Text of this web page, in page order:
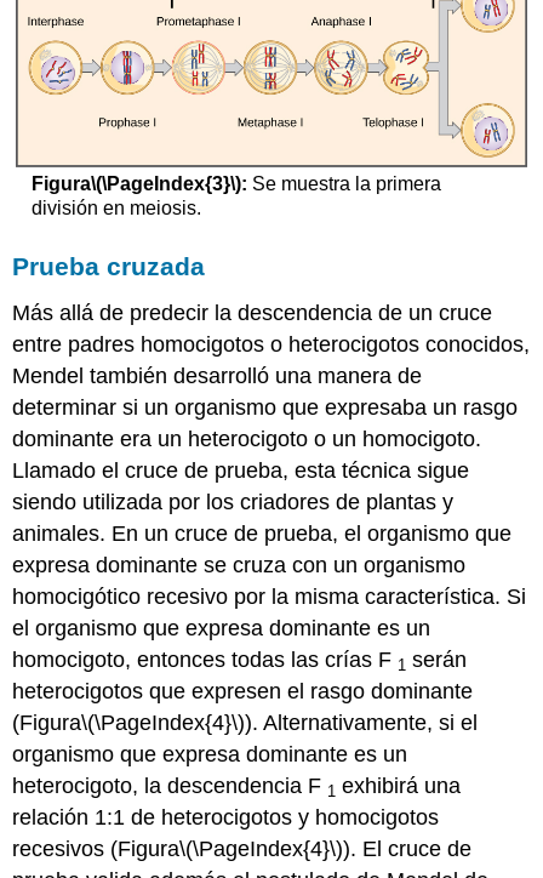
Figura\(\PageIndex{3}\): Se muestra la primera
división en meiosis.
Prueba cruzada
Más allá de predecir la descendencia de un cruce
entre padres homocigotos o heterocigotos conocidos,
Mendel también desarrolló una manera de
determinar si un organismo que expresaba un rasgo
dominante era un heterocigoto o un homocigoto.
Llamado el cruce de prueba, esta técnica sigue
siendo utilizada por los criadores de plantas y
animales. En un cruce de prueba, el organismo que
expresa dominante se cruza con un organismo
homocigótico recesivo por la misma característica. Si
el organismo que expresa dominante es un
homocigoto, entonces todas las crías F 1 serán
heterocigotos que expresen el rasgo dominante
(Figura\(\PageIndex{4}\)). Alternativamente, si el
organismo que expresa dominante es un
heterocigoto, la descendencia F 1 exhibirá una
relación 1:1 de heterocigotos y homocigotos
recesivos (Figura\(\PageIndex{4}\)). El cruce de